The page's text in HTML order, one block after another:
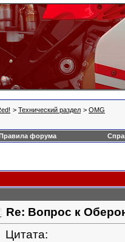
> Технический раздел > OMG
форума
Re: Вопрос к
Цитата: